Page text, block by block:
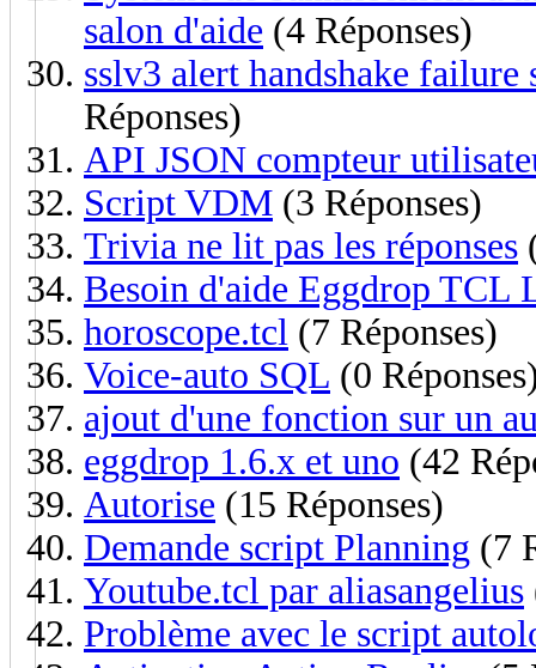
salon d'aide (4 Réponses)
sslv3 alert handshake
Réponses)
API JSON compteur
Script VDM (3 Réponses)
Trivia ne lit pas les réponses
Besoin d'aide Eggdrop TCL
horoscope.tcl (7 Réponses)
Voice-auto SQL (0
ajout d'une fonction sur un
eggdrop 1.6.x et uno (42
Autorise (15 Réponses)
Demande script Planning (7
Youtube.tcl par aliasangelius
Problème avec le script